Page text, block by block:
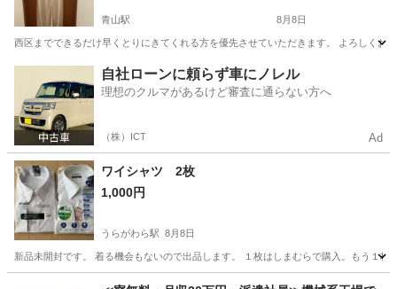
青山駅 8月8日
西区までできるだけ早くとりにきてくれる方を優先させていただきます。 よろしくお
青山駅 ワンピース UNIQLO
自社ローンに頼らず車にノレル
理想のクルマがあるけど審査に通らない方へ
（株）ICT Ad
ワイシャツ 2枚
1,000円
うらがわら駅 8月8日
新品未開封です。 着る機会もないので出品します。 １枚はしまむらで購入。もう１
うらがわら駅 シャツ ワイシャツ